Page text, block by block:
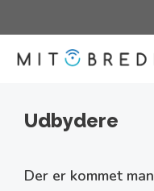
til
indhold
Udbydere
Der er kommet